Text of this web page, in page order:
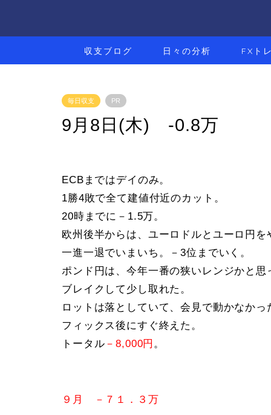
収支ブログ 日々の分析 FXト
毎日収支 PR
9月8日(木) -0.8万
ECBまではデイのみ。
1勝4敗で全て建値付近のカット。
20時までに－1.5万。
欧州後半からは、ユーロドルとユーロ円を
一進一退でいまいち。－3位までいく。
ポンド円は、今年一番の狭いレンジかと思
ブレイクして少し取れた。
ロットは落としていて、会見で動かなかっ
フィックス後にすぐ終えた。
トータル －8,000円 。
９月 －７１．３万